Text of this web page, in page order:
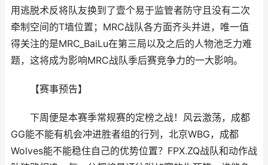
用逃脱术反将队友换到了壹个易于监管者防守且没有二次
牵制空间的T墙位置；MRC战队各方面齐头并进，唯一值
得关注的是MRC_BaiLu在第三局以及之后的人物池乏力难
题，这将成为影响MRC战队季后赛竞争力的一大影响。
【赛事预告】
下周便是本赛季常规赛的定榜之战！风云激荡，成都
GG能不能有机会冲进胜者组的行列，北京WBG，成都
Wolves能不能稳住自己的优势位置？FPX.ZQ战队和动作战